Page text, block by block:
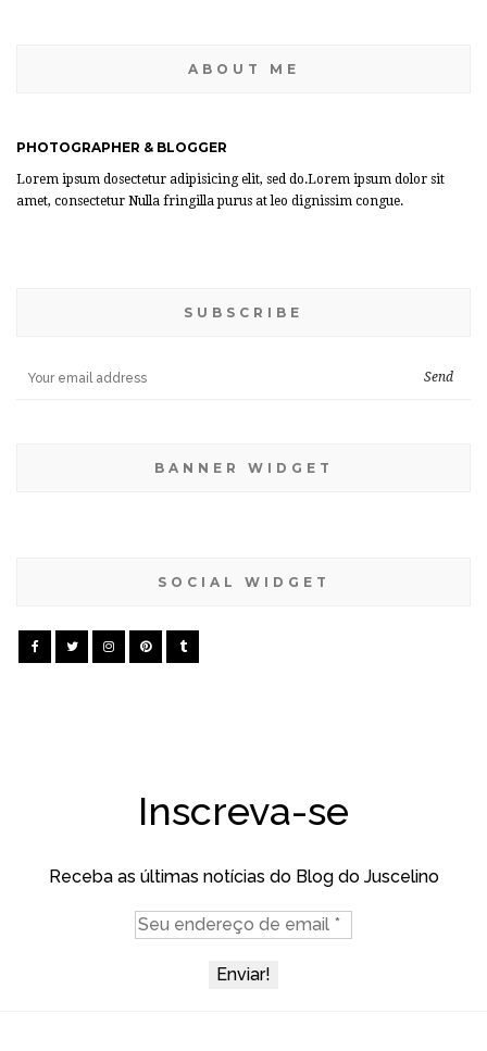
ABOUT ME
PHOTOGRAPHER & BLOGGER
Lorem ipsum dosectetur adipisicing elit, sed do.Lorem ipsum dolor sit
amet, consectetur Nulla fringilla purus at leo dignissim congue.
SUBSCRIBE
BANNER WIDGET
SOCIAL WIDGET
Inscreva-se
Receba as últimas notícias do Blog do Juscelino